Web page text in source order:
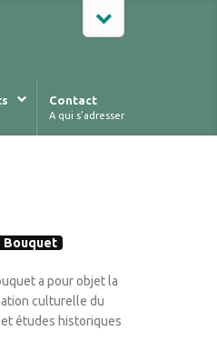
Contact
A qui s’adresser
Bouquet
a pour objet la
culturelle du
études historiques